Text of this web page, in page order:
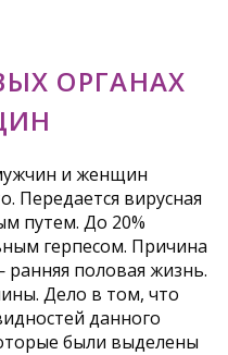
ОРГАНАХ
и женщин
Передается вирусная
путем. До 20%
герпесом. Причина
ранняя половая жизнь.
Дело в том, что
данного
были выделены